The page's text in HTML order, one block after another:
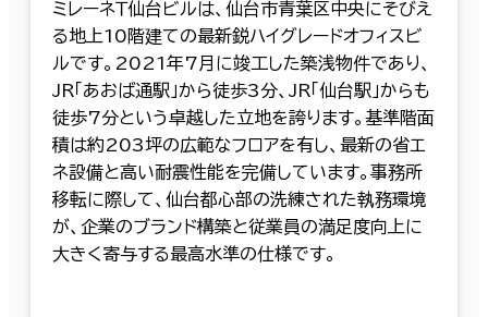
ミレーネＴ仙台ビルは、仙台市青葉区中央にそびえ
る地上10階建ての最新鋭ハイグレードオフィスビ
ルです。2021年7月に竣工した築浅物件であり、
JR「あおば通駅」から徒歩3分、JR「仙台駅」からも
徒歩7分という卓越した立地を誇ります。基準階面
積は約203坪の広範なフロアを有し、最新の省エ
ネ設備と高い耐震性能を完備しています。事務所
移転に際して、仙台都心部の洗練された執務環境
が、企業のブランド構築と従業員の満足度向上に
大きく寄与する最高水準の仕様です。